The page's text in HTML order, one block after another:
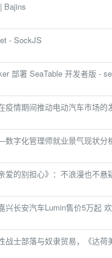
Bajins
- SockJS
部署 SeaTable 开发者版 -
疫情期间推动电动汽车市场的
字化管理师就业景气现状分
爱的别担心》：不浪漫也不
兴长安汽车Lumin售价5万起
战士部落与奴隶贸易，《达